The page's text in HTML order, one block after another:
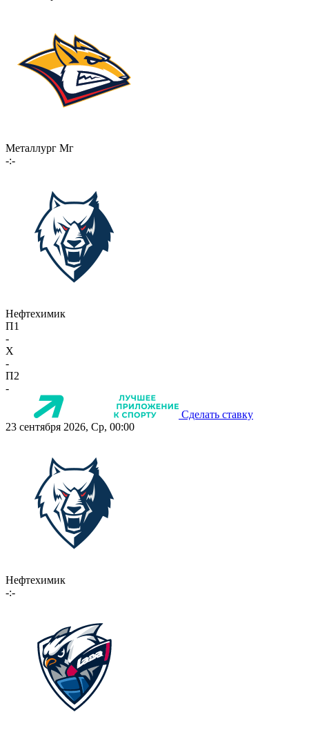
Металлург Мг
-:-
Нефтехимик
П1
-
X
-
П2
-
Сделать ставку
23 сентября 2026, Ср, 00:00
Нефтехимик
-:-